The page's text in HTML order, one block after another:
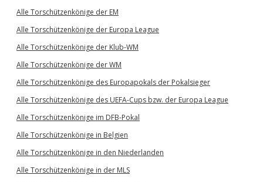
Alle Torschützenkönige der EM
Alle Torschützenkönige der Europa League
Alle Torschützenkönige der Klub-WM
Alle Torschützenkönige der WM
Alle Torschützenkönige des Europapokals der Pokalsieger
Alle Torschützenkönige des UEFA-Cups bzw. der Europa League
Alle Torschützenkönige im DFB-Pokal
Alle Torschützenkönige in Belgien
Alle Torschützenkönige in den Niederlanden
Alle Torschützenkönige in der MLS